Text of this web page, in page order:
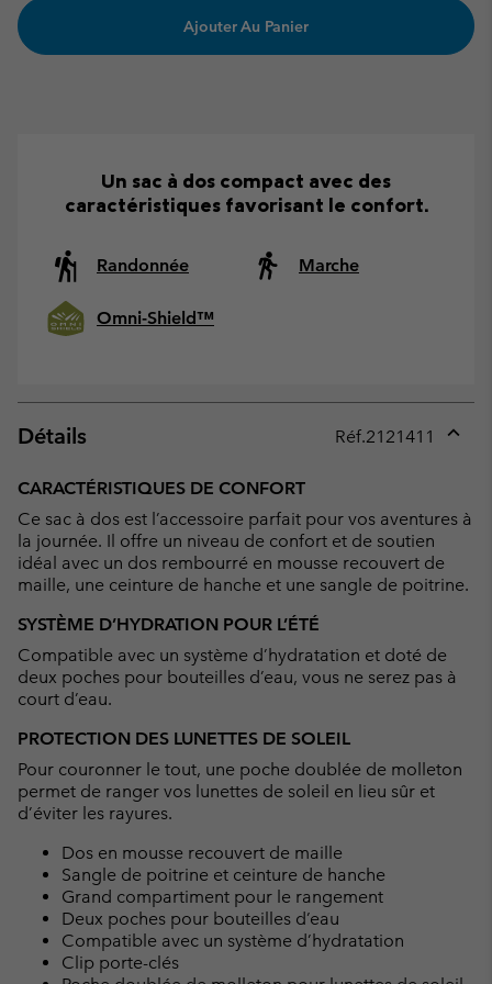
Ajouter Au Panier
Un sac à dos compact avec des
caractéristiques favorisant le confort.
Randonnée Marche
Omni-Shield™
Détails Réf.2121411
CARACTÉRISTIQUES DE CONFORT
Ce sac à dos est l’accessoire parfait pour vos aventures à
la journée. Il offre un niveau de confort et de soutien
idéal avec un dos rembourré en mousse recouvert de
maille, une ceinture de hanche et une sangle de poitrine.
SYSTÈME D’HYDRATION POUR L’ÉTÉ
Compatible avec un système d’hydratation et doté de
deux poches pour bouteilles d’eau, vous ne serez pas à
court d’eau.
PROTECTION DES LUNETTES DE SOLEIL
Pour couronner le tout, une poche doublée de molleton
permet de ranger vos lunettes de soleil en lieu sûr et
d’éviter les rayures.
Dos en mousse recouvert de maille
Sangle de poitrine et ceinture de hanche
Grand compartiment pour le rangement
Deux poches pour bouteilles d’eau
Compatible avec un système d’hydratation
Clip porte-clés